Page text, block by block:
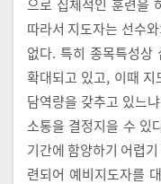
으로 집체적인 훈련을
따라서 지도자는 선수
없다. 특히 종목특성상
확대되고 있고, 이때
담역량을 갖추고 있느
소통을 결정지을 수 있
기간에 함양하기 어렵
련되어 예비지도자를